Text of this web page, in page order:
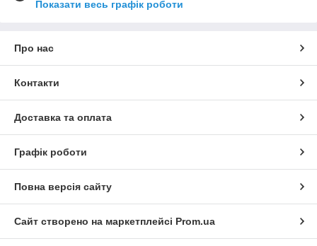
Показати весь графік роботи
Про нас
Контакти
Доставка та оплата
Графік роботи
Повна версія сайту
Сайт створено на маркетплейсі Prom.ua